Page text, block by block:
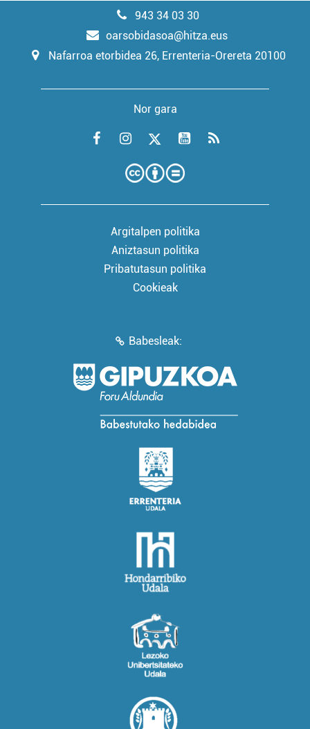
943 34 03 30
oarsobidasoa@hitza.eus
Nafarroa etorbidea 26, Errenteria-Orereta 20100
Nor gara
Argitalpen politika
Aniztasun politika
Pribatutasun politika
Cookieak
Babesleak: